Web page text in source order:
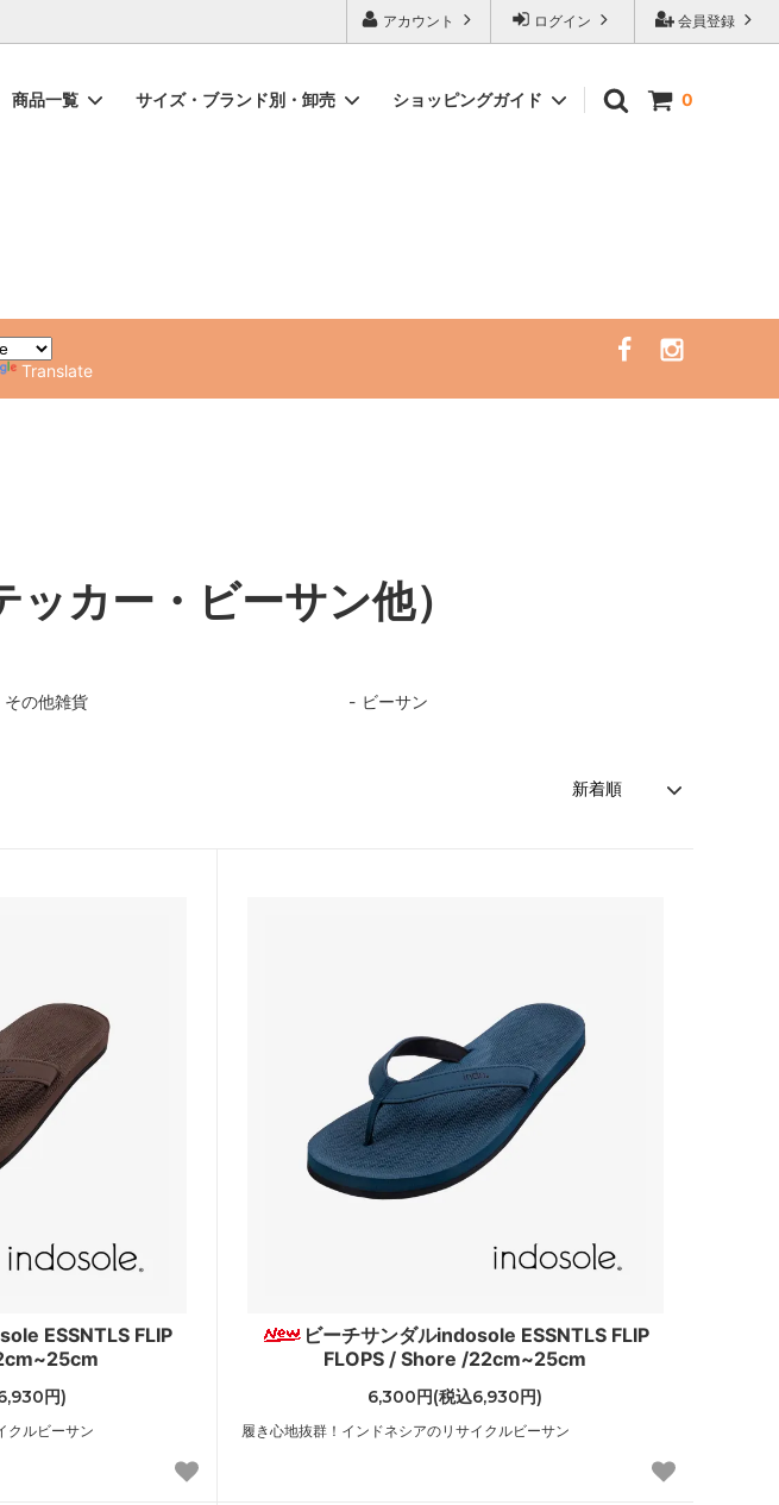
会員登録
ログイン
アカウント
0
商品一覧 サイズ・ブランド別・卸売 ショッピングガイド
Translate
カー・ビーサン他）
その他雑貨 ビーサン
ESSNTLS FLIP
円)
クルビーサン
ビーチサンダルindosole ESSNTLS FLIP
FLOPS / Shore /22cm~25cm
6,300円(税込6,930円)
履き心地抜群！インドネシアのリサイクルビーサン